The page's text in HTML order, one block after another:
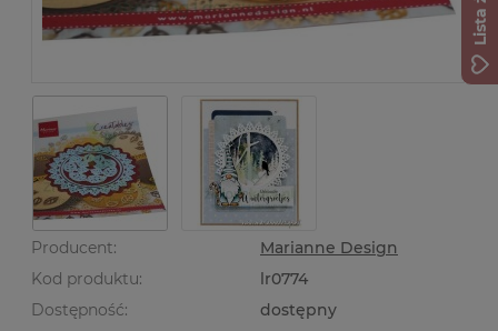
Producent:
Marianne Design
Kod produktu:
lr0774
Dostępność:
dostępny